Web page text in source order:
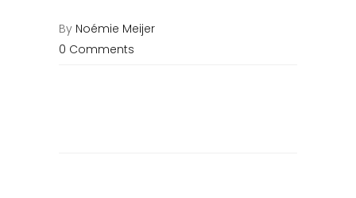
By Noémie Meijer
0 Comments